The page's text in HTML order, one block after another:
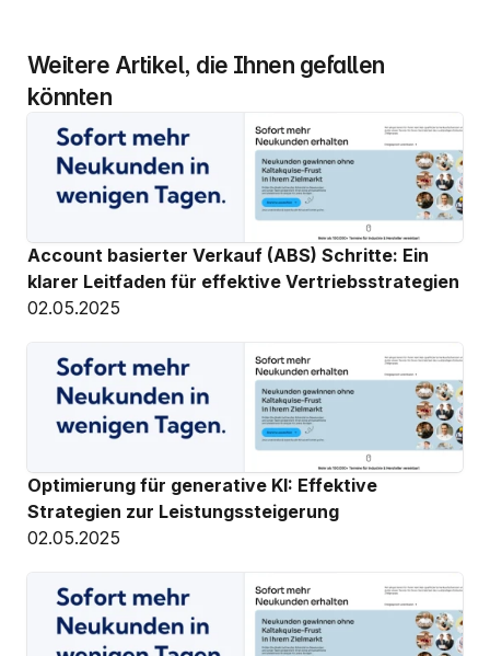
Weitere Artikel, die Ihnen gefallen
könnten
Account basierter Verkauf (ABS) Schritte: Ein
klarer Leitfaden für effektive Vertriebsstrategien
02.05.2025
Optimierung für generative KI: Effektive
Strategien zur Leistungssteigerung
02.05.2025